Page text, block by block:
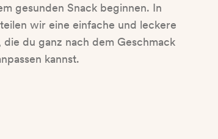
gesunden Snack beginnen. In
wir eine einfache und leckere
die du ganz nach dem Geschmack
kannst.